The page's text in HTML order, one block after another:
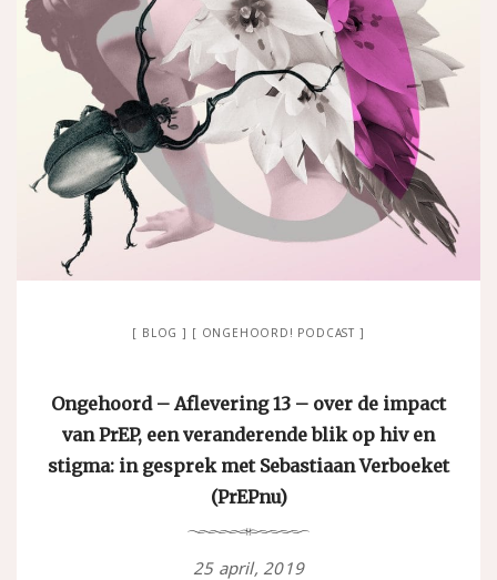
BLOG ONGEHOORD! PODCAST
Ongehoord – Aflevering 13 – over de impact
van PrEP, een veranderende blik op hiv en
stigma: in gesprek met Sebastiaan Verboeket
(PrEPnu)
25 april, 2019